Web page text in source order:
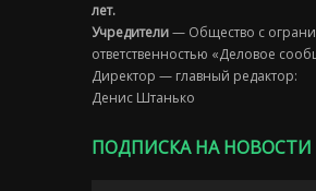
лет.
Учредители— Общество с
ответственностью «Деловое
Директор — главный редактор:
Денис Штанько
ПОДПИСКА НА НОВОСТИ